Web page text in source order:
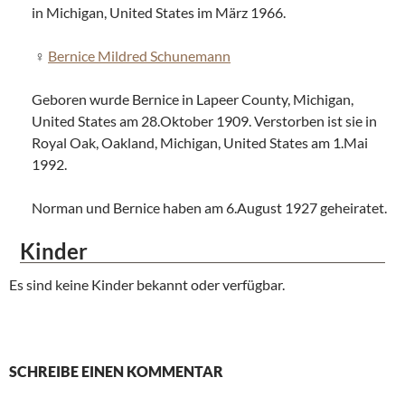
in Michigan, United States im März 1966.
Bernice Mildred Schunemann
Geboren wurde Bernice in Lapeer County, Michigan,
United States am 28.Oktober 1909. Verstorben ist sie in
Royal Oak, Oakland, Michigan, United States am 1.Mai
1992.
Norman und Bernice haben am 6.August 1927 geheiratet.
Kinder
Es sind keine Kinder bekannt oder verfügbar.
SCHREIBE EINEN KOMMENTAR